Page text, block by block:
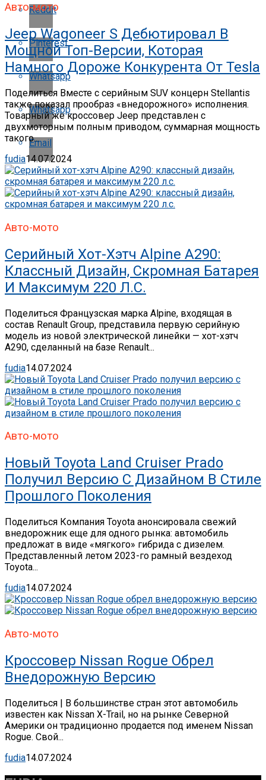
Reddit
Pinterest
Whatsapp
Whatsapp
Email
Авто-мото
Jeep Wagoneer S Дебютировал В
Мощной Топ-Версии, Которая
Намного Дороже Конкурента От Tesla
Поделиться Вместе с серийным SUV концерн Stellantis
также показал прообраз «внедорожного» исполнения.
Товарный же кроссовер Jeep представлен с
двухмоторным полным приводом, суммарная мощность
такого...
fudia14.07.2024
Авто-мото
Серийный Хот-Хэтч Alpine A290:
Классный Дизайн, Скромная Батарея
И Максимум 220 Л.с.
Поделиться Французская марка Alpine, входящая в
состав Renault Group, представила первую серийную
модель из новой электрической линейки — хот-хэтч
A290, сделанный на базе Renault...
fudia14.07.2024
Авто-мото
Новый Toyota Land Cruiser Prado
Получил Версию С Дизайном В Стиле
Прошлого Поколения
Поделиться Компания Toyota анонсировала свежий
внедорожник еще для одного рынка: автомобиль
предложат в виде «мягкого» гибрида с дизелем.
Представленный летом 2023-го рамный вездеход
Toyota...
fudia14.07.2024
Авто-мото
Кроссовер Nissan Rogue Обрел
Внедорожную Версию
Поделиться | В большинстве стран этот автомобиль
известен как Nissan X-Trail, но на рынке Северной
Америки он традиционно продается под именем Nissan
Rogue. Свой...
fudia14.07.2024